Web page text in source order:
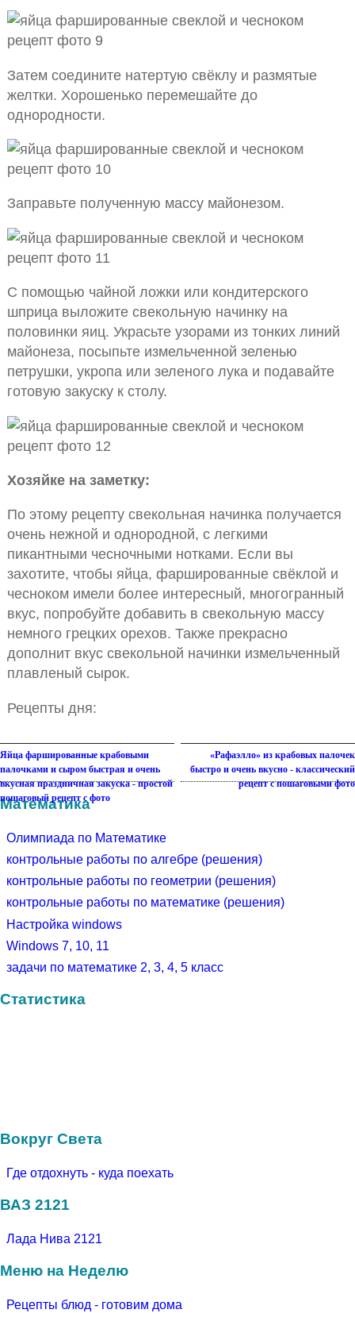
Затем соедините натертую свёклу и размятые
желтки. Хорошенько перемешайте до
однородности.
Заправьте полученную массу майонезом.
С помощью чайной ложки или кондитерского
шприца выложите свекольную начинку на
половинки яиц. Украсьте узорами из тонких линий
майонеза, посыпьте измельченной зеленью
петрушки, укропа или зеленого лука и подавайте
готовую закуску к столу.
Хозяйке на заметку:
По этому рецепту свекольная начинка получается
очень нежной и однородной, с легкими
пикантными чесночными нотками. Если вы
захотите, чтобы яйца, фаршированные свёклой и
чесноком имели более интересный, многогранный
вкус, попробуйте добавить в свекольную массу
немного грецких орехов. Также прекрасно
дополнит вкус свекольной начинки измельченный
плавленый сырок.
Рецепты дня:
Яйца фаршированные крабовыми
палочками и сыром быстрая и очень
вкусная праздничная закуска - простой
пошаговый рецепт с фото
«Рафаэлло» из крабовых палочек
быстро и очень вкусно - классический
рецепт с пошаговыми фото
Математика
Олимпиада по Математике
контрольные работы по алгебре (решения)
контрольные работы по геометрии (решения)
контрольные работы по математике (решения)
Настройка windows
Windows 7, 10, 11
задачи по математике 2, 3, 4, 5 класс
Статистика
Вокруг Света
Где отдохнуть - куда поехать
ВАЗ 2121
Лада Нива 2121
Меню на Неделю
Рецепты блюд - готовим дома